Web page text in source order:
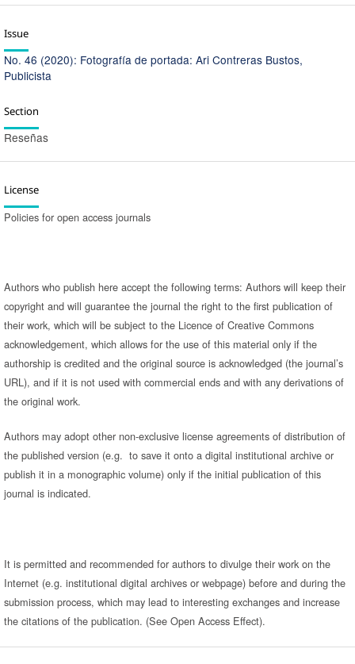
Issue
No. 46 (2020): Fotografía de portada: Ari Contreras Bustos,
Publicista
Section
Reseñas
License
Policies for open access journals
Authors who publish here accept the following terms: Authors will keep their
copyright and will guarantee the journal the right to the first publication of
their work, which will be subject to the Licence of Creative Commons
acknowledgement, which allows for the use of this material only if the
authorship is credited and the original source is acknowledged (the journal’s
URL), and if it is not used with commercial ends and with any derivations of
the original work.
Authors may adopt other non-exclusive license agreements of distribution of
the published version (e.g. to save it onto a digital institutional archive or
publish it in a monographic volume) only if the initial publication of this
journal is indicated.
It is permitted and recommended for authors to divulge their work on the
Internet (e.g. institutional digital archives or webpage) before and during the
submission process, which may lead to interesting exchanges and increase
the citations of the publication. (See Open Access Effect).